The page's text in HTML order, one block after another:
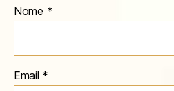
Nome *
Email *